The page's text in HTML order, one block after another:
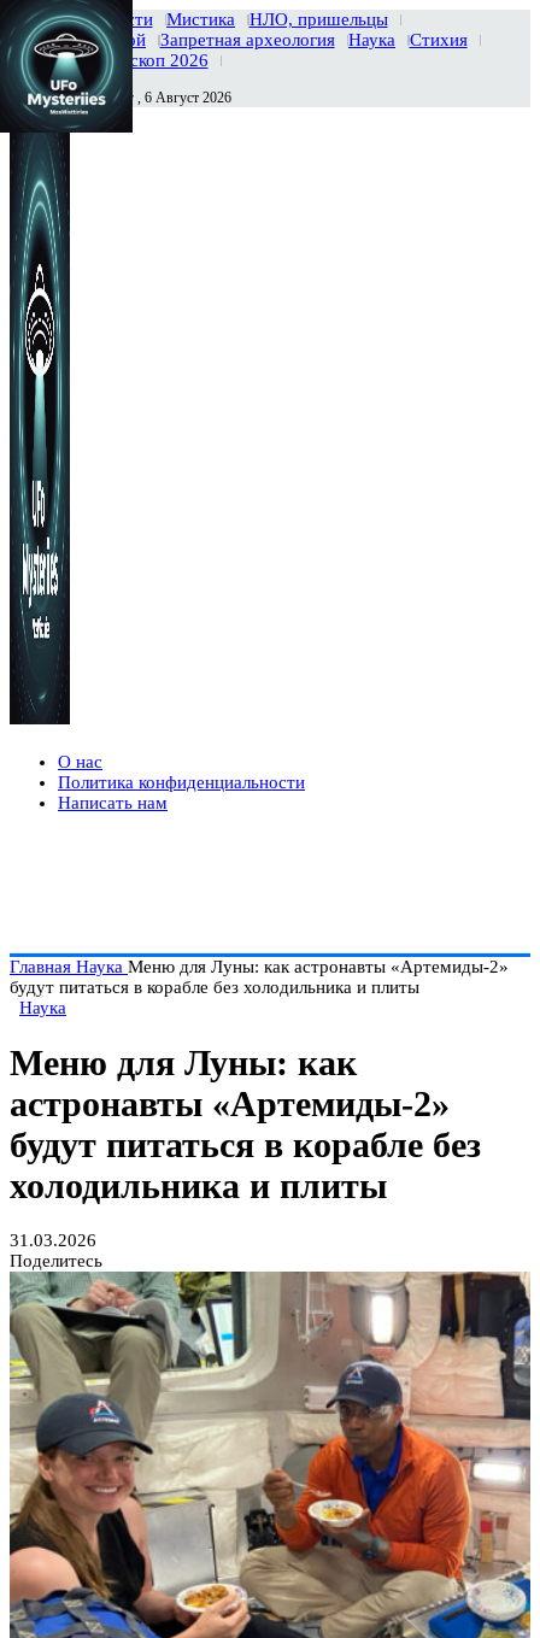
Главная Новости Мистика
НЛО, пришельцы
Тайны вселенной
Запретная археология Наука
Стихия
История
Гороскоп 2026
Сегодня Четверг , 6 Август 2026
О нас
Политика конфиденциальности
Написать нам
Главная Наука Меню для Луны: как астронавты «Артемиды-2»
будут питаться в корабле без холодильника и плиты
Наука
Меню для Луны: как
астронавты «Артемиды-2»
будут питаться в корабле без
холодильника и плиты
31.03.2026
Поделитесь